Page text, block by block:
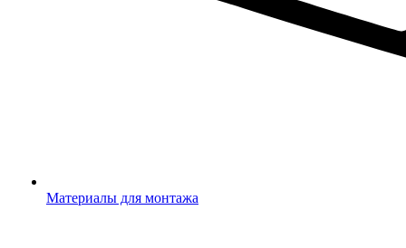
Материалы для монтажа